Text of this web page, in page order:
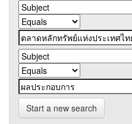
Start a new search